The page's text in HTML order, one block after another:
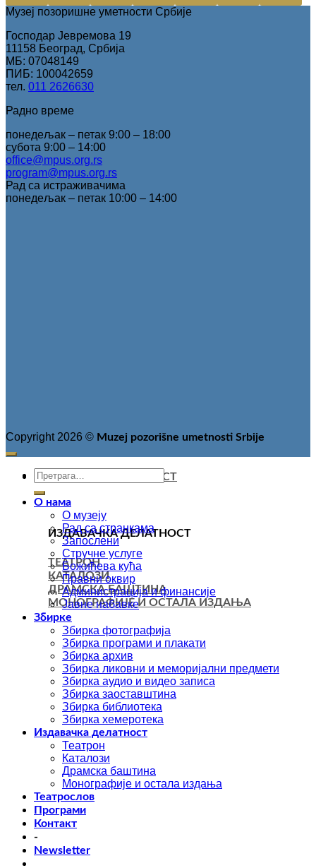
ИЗДАВАЧКА ДЕЛАТНОСТ
ИЗДАВАЧКА ДЕЛАТНОСТ
ТЕАТРОН
КАТАЛОЗИ
ДРАМСКА БАШТИНА
МОНОГРАФИЈЕ И ОСТАЛА ИЗДАЊА
Музеј позоришне уметности Србије
Господар Јевремова 19
11158 Београд, Србија
МБ: 07048149
ПИБ: 100042659
тел. 011 2626630
Радно време
понедељак – петак 9:00 – 18:00
субота 9:00 – 14:00
office@mpus.org.rs
program@mpus.org.rs
Рад са истраживачима
понедељак – петак 10:00 – 14:00
Copyright 2026 © Muzej pozorišne umetnosti Srbije
О нама
О музеју
Рад са странкама
Запослени
Стручне услуге
Божићева кућа
Правни оквир
Администрација и финансије
Јавне набавке
Збирке
Збирка фотографија
Збирка програми и плакати
Збирка архив
Збирка ликовни и меморијални предмети
Збирка аудио и видео записа
Збирка заоставштина
Збирка библиотека
Збирка хемеротека
Издавачка делатност
Театрон
Каталози
Драмска баштина
Монографије и остала издања
Театрослов
Програми
Контакт
-
Newsletter